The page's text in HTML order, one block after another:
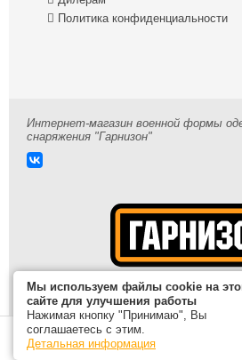
 Политика конфиденциальности
Интернет-магазин военной формы
снаряжения "Гарнизон"
Мы используем файлы cookie на
сайте для улучшения работы
Нажимая кнопку "Принимаю", Вы
соглашаетесь с этим.
Детальная информация